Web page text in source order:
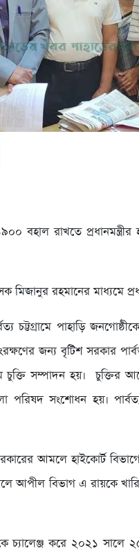
বহাল রাখতে
মিজানুর রহমানের মাধ্যমে
চট্টগ্রামে পাহাড়ি
জন্য বৃটিশ সরকার
চুক্তি সম্পাদন হয়। চুক্তির
পরিষদ সংশোধন হয়।
আমলে হাইকোর্ট
আপীল বিভাগ এ রায়কে
চ্যালেঞ্জ করে ২০২১